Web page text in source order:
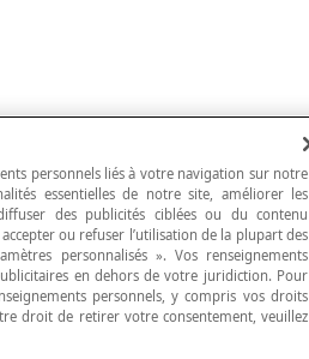
constantes.
personnels liés à votre navigation sur notre
essentielles de notre site, améliorer les
des publicités ciblées ou du contenu
ou refuser l’utilisation de la plupart des
personnalisés ». Vos renseignements
en dehors de votre juridiction. Pour
personnels, y compris vos droits
droit de retirer votre consentement, veuillez